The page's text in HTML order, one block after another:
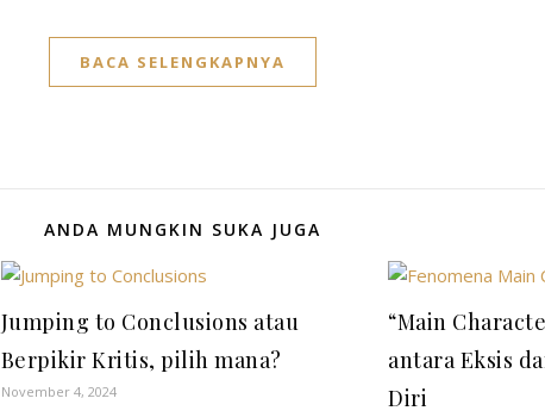
BACA SELENGKAPNYA
ANDA MUNGKIN SUKA JUGA
Jumping to Conclusions atau
Berpikir Kritis, pilih mana?
November 4, 2024
“Main
antara Eksis
Diri